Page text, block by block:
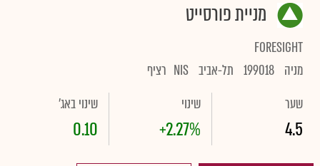
מניית פורסייט
FORESIGHT
מניה 199018 תל-אביב NIS רציף
שער
4.5
שינוי
+2.27%
שינוי באג'
0.10